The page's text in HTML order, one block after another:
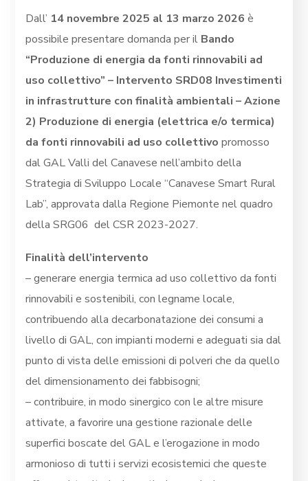
Dall’ 14 novembre 2025 al 13 marzo 2026 è
possibile presentare domanda per il Bando
“Produzione di energia da fonti rinnovabili ad
uso collettivo” – Intervento SRD08 Investimenti
in infrastrutture con finalità ambientali – Azione
2) Produzione di energia (elettrica e/o termica)
da fonti rinnovabili ad uso collettivopromosso
dal GAL Valli del Canavese nell’ambito della
Strategia di Sviluppo Locale “Canavese Smart Rural
Lab”, approvata dalla Regione Piemonte nel quadro
della SRG06 del CSR 2023-2027.
Finalità dell’intervento
– generare energia termica ad uso collettivo da fonti
rinnovabili e sostenibili, con legname locale,
contribuendo alla decarbonatazione dei consumi a
livello di GAL, con impianti moderni e adeguati sia dal
punto di vista delle emissioni di polveri che da quello
del dimensionamento dei fabbisogni;
– contribuire, in modo sinergico con le altre misure
attivate, a favorire una gestione razionale delle
superfici boscate del GAL e l’erogazione in modo
armonioso di tutti i servizi ecosistemici che queste